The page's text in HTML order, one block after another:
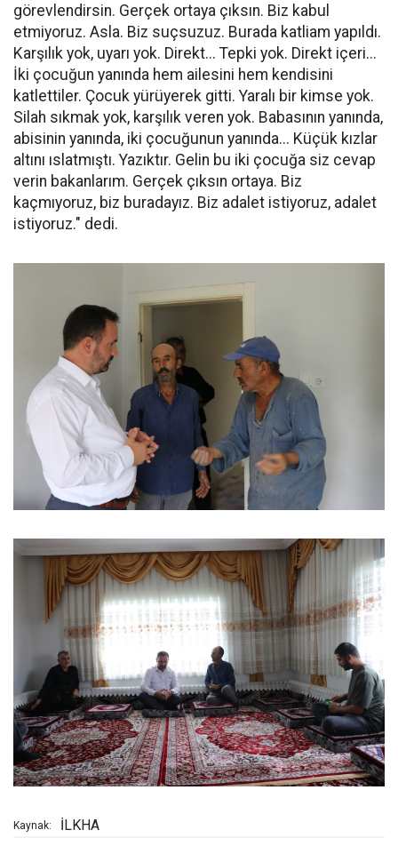
görevlendirsin. Gerçek ortaya çıksın. Biz kabul
etmiyoruz. Asla. Biz suçsuzuz. Burada katliam yapıldı.
Karşılık yok, uyarı yok. Direkt... Tepki yok. Direkt içeri...
İki çocuğun yanında hem ailesini hem kendisini
katlettiler. Çocuk yürüyerek gitti. Yaralı bir kimse yok.
Silah sıkmak yok, karşılık veren yok. Babasının yanında,
abisinin yanında, iki çocuğunun yanında... Küçük kızlar
altını ıslatmıştı. Yazıktır. Gelin bu iki çocuğa siz cevap
verin bakanlarım. Gerçek çıksın ortaya. Biz
kaçmıyoruz, biz buradayız. Biz adalet istiyoruz, adalet
istiyoruz." dedi.
Kaynak: İLKHA